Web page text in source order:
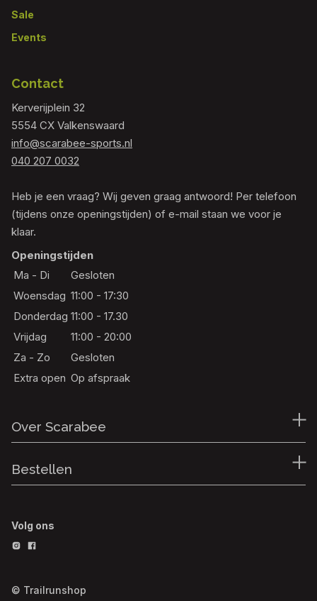
Sale
Events
Contact
Kerverijplein 32
5554 CX Valkenswaard
info@scarabee-sports.nl
040 207 0032
Heb je een vraag? Wij geven graag antwoord! Per telefoon
(tijdens onze openingstijden) of e-mail staan we voor je
klaar.
Openingstijden
Ma - Di
Gesloten
Woensdag 11:00 - 17:30
Donderdag 11:00 - 17.30
Vrijdag
11:00 - 20:00
Za - Zo
Gesloten
Extra open Op afspraak
Over Scarabee
Bestellen
Volg ons
© Trailrunshop